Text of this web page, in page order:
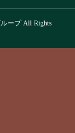
ープ All Rights